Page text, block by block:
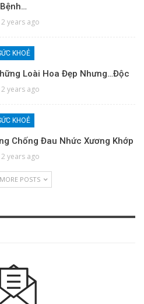
Bệnh…
2 years ago
KHOẺ
Loài Hoa Đẹp Nhưng…độc
2 years ago
KHOẺ
Chống Đau Nhức Xương Khớp
2 years ago
POSTS